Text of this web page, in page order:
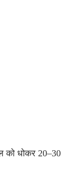
धोकर 20–30